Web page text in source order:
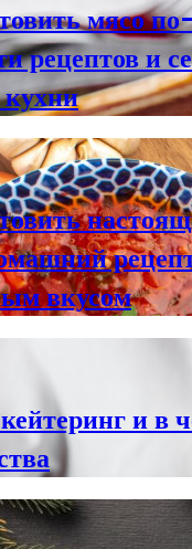
мясо
рецептов и
кухни
вкусом
и в